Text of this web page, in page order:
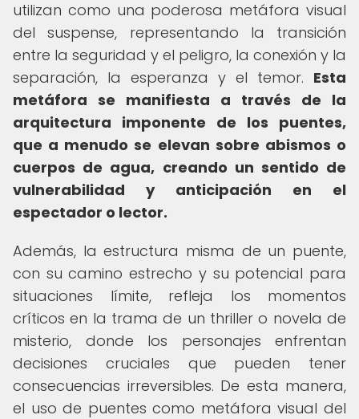
utilizan como una poderosa metáfora visual
del suspense, representando la transición
entre la seguridad y el peligro, la conexión y la
separación, la esperanza y el temor. Esta
metáfora se manifiesta a través de la
arquitectura imponente de los puentes,
que a menudo se elevan sobre abismos o
cuerpos de agua, creando un sentido de
vulnerabilidad y anticipación en el
espectador o lector.
Además, la estructura misma de un puente,
con su camino estrecho y su potencial para
situaciones límite, refleja los momentos
críticos en la trama de un thriller o novela de
misterio, donde los personajes enfrentan
decisiones cruciales que pueden tener
consecuencias irreversibles. De esta manera,
el uso de puentes como metáfora visual del